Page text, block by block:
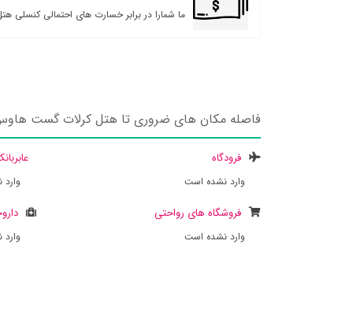
ما شمارا در برابر خسارت های احتمالی کنسلی
فاصله مکان های ضروری تا هتل کرلات گست
فرودگاه
وارد نشده است
فروشگاه های رواحتی
وارد نشده است